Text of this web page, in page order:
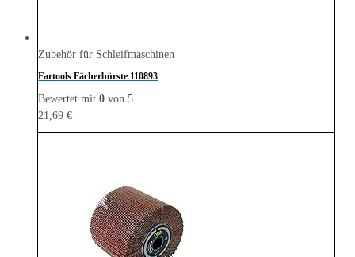
Zubehör für Schleifmaschinen
Fartools Fächerbürste ‎110893
Bewertet mit0 von 5
21,69€